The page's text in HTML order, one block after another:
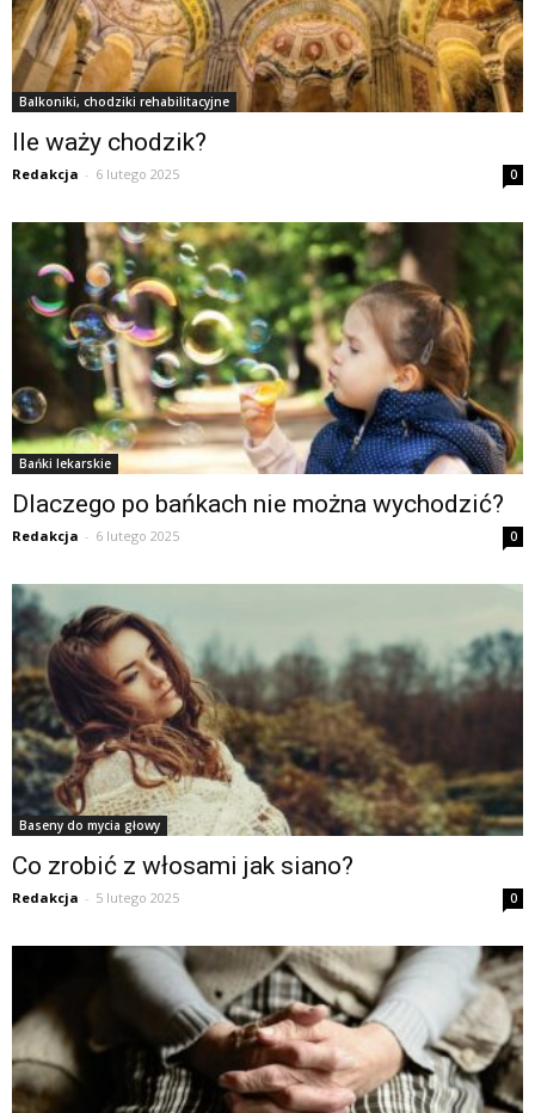
Balkoniki, chodziki rehabilitacyjne
Ile waży chodzik?
Redakcja - 6 lutego 2025 0
Bańki lekarskie
Dlaczego po bańkach nie można wychodzić?
Redakcja - 6 lutego 2025 0
Baseny do mycia głowy
Co zrobić z włosami jak siano?
Redakcja - 5 lutego 2025 0